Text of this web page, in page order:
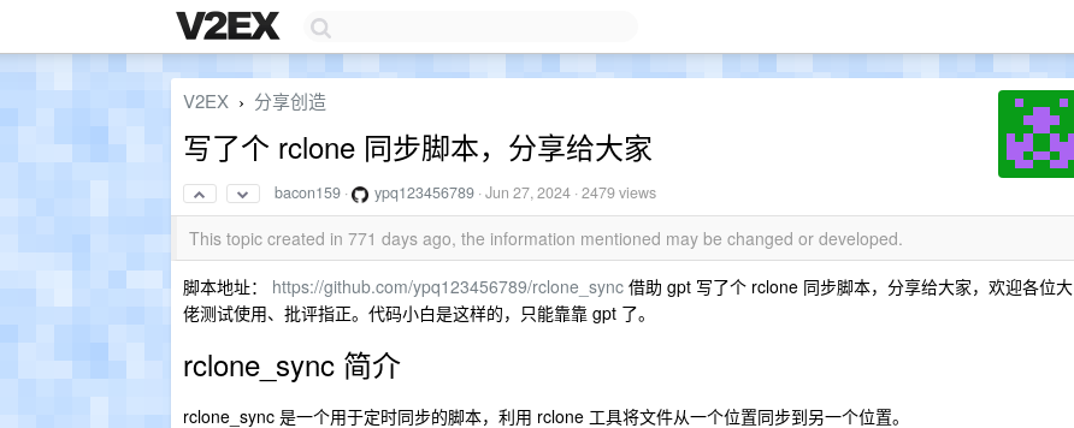
V2EX › 分享创造
写了个 rclone 同步脚本，分享给大家
bacon159 · ypq123456789 ·Jun 27, 2024 · 2479 views
This topic created in 771 days ago, the information mentioned may be changed or developed.
脚本地址： https://github.com/ypq123456789/rclone_sync 借助 gpt 写了个 rclone 同步脚本，分享给大家，欢迎各位大
佬测试使用、批评指正。代码小白是这样的，只能靠靠 gpt 了。
rclone_sync 简介
rclone_sync 是一个用于定时同步的脚本，利用 rclone 工具将文件从一个位置同步到另一个位置。